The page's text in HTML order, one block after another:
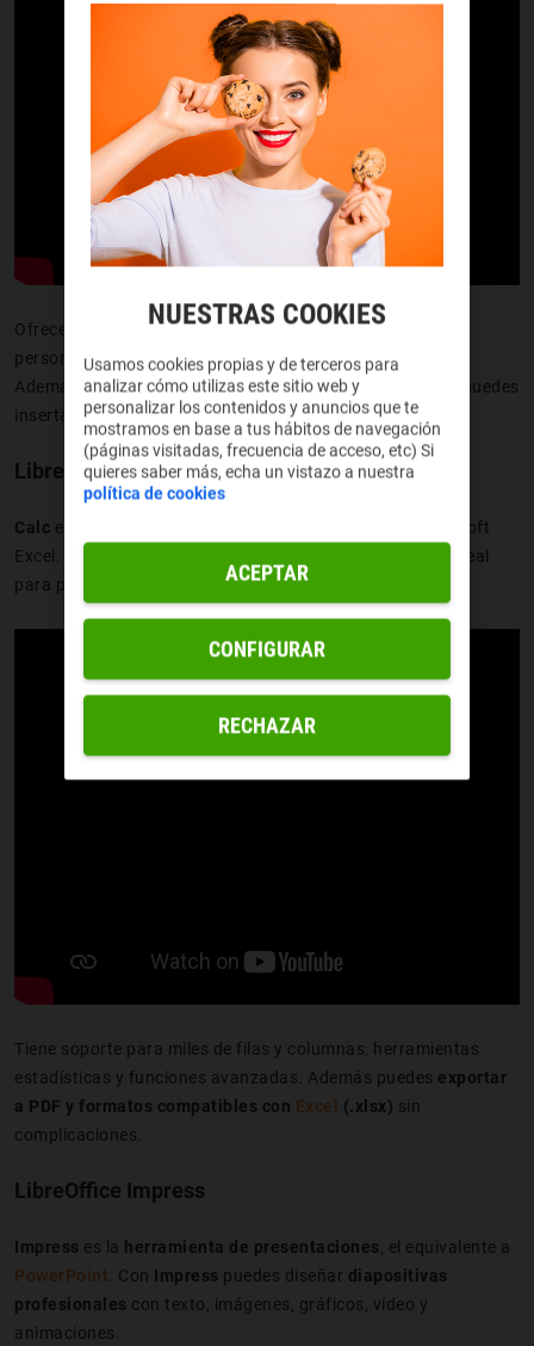
Ofrece herramientas comocorrector ortográfico
personalizables, plantillas yexportación directa a PDF
Además es compatible con formatos como ODT, DOCX y puedes
insertar imágenes, tablas o gráficos fácilmente.
LibreOffice Calc
Calc es la
de LibreOffice, similar a Microsoft
Excel. Permite trabajar con
, ideal
para presupuestos, contabilidad o análisis de datos.
Tiene soporte para miles de filas y columnas, herramientas
estadísticas y funciones avanzadas. Además puedes exportar
a PDF y formatos compatibles con Excel (.xlsx) sin
complicaciones.
LibreOffice Impress
Impress es la herramienta de presentaciones , el equivalente a
PowerPoint . Con Impress puedes diseñar diapositivas
profesionales con texto, imágenes, gráficos, vídeo y
animaciones.
NUESTRAS COOKIES
Usamos cookies propias y de terceros para
analizar cómo utilizas este sitio web y
personalizar los contenidos y anuncios que te
mostramos en base a tus hábitos de navegación
(páginas visitadas, frecuencia de acceso, etc) Si
quieres saber más, echa un vistazo a nuestra
política de cookies
RECHAZAR
ACEPTAR
CONFIGURAR